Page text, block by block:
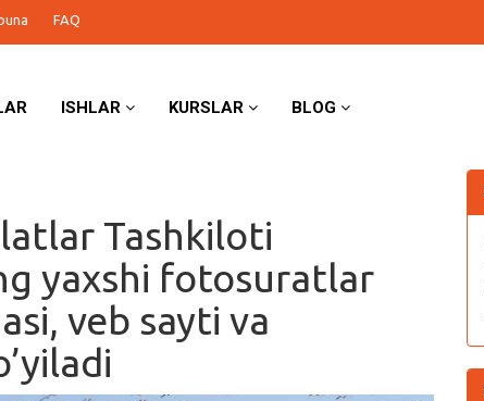
FAQ
ISHLAR KURSLAR BLOG
Tashkiloti
yaxshi fotosuratlar
veb sayti va